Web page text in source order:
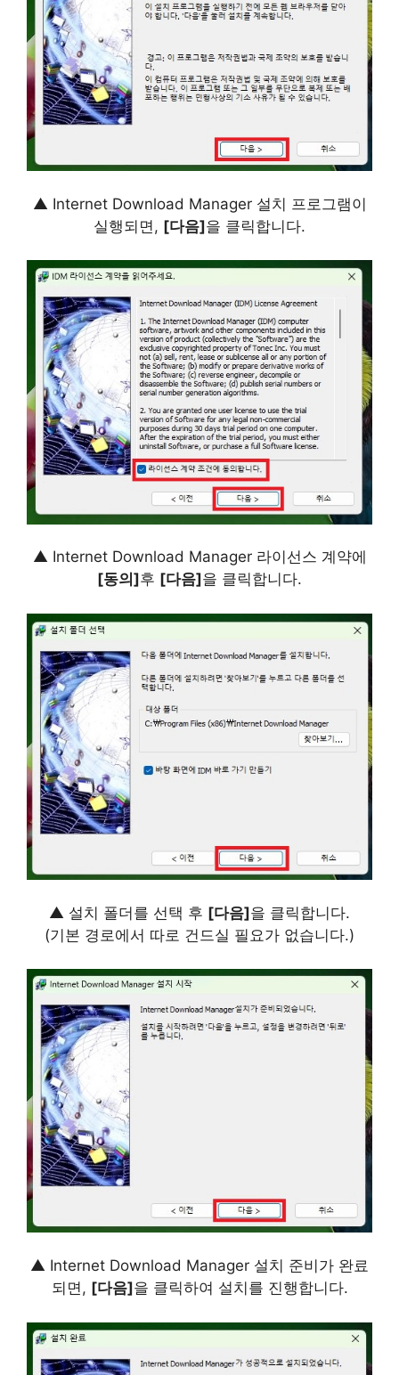
▲ Internet Download Manager 설치 프로그램이
실행되면, [다음]을 클릭합니다.
▲ Internet Download Manager 라이선스 계약에
[동의]후 [다음]을 클릭합니다.
▲ 설치 폴더를 선택 후 [다음]을 클릭합니다.
(기본 경로에서 따로 건드실 필요가 없습니다.)
▲ Internet Download Manager 설치 준비가 완료
되면, [다음]을 클릭하여 설치를 진행합니다.